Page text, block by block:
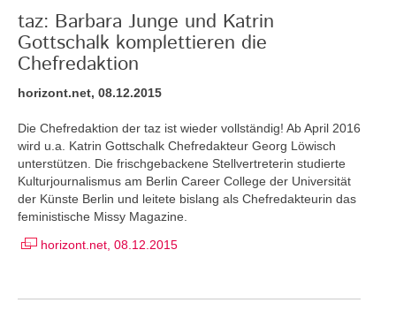
taz: Barbara Junge und Katrin
Gottschalk komplettieren die
Chefredaktion
horizont.net, 08.12.2015
Die Chefredaktion der taz ist wieder vollständig! Ab April 2016
wird u.a. Katrin Gottschalk Chefredakteur Georg Löwisch
unterstützen. Die frischgebackene Stellvertreterin studierte
Kulturjournalismus am Berlin Career College der Universität
der Künste Berlin und leitete bislang als Chefredakteurin das
feministische Missy Magazine.
horizont.net, 08.12.2015